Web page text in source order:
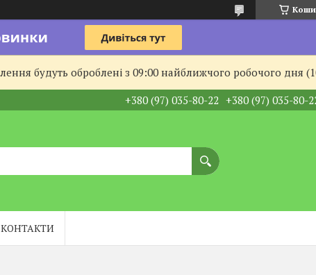
будуть оброблені з 09:00 найближчого робочого дня
+380 (97) 035-80-22 +380 (97) 035-80-
КОНТАКТИ